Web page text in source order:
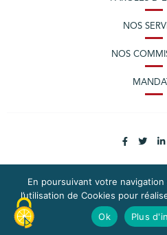
NOS
NOS
PLAN DU SITE
CONTACTEZ
En poursuivant votre
l’utilisation de Cookies pour
Ok
Plus